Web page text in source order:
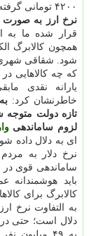
۴۲۰۰ تومانی گرفته است تا جلوی رانت ارزی را بگیرد.
نرخ ارز به
قرار شده ما به
همچون كالابرگ
شود. شقاقی شهری
كه چه كالاهایی
یارانه نقدی
خاطرنشان كرد:
تازه دولت متوجه شده باید
لزوم ساماندهی
ای به دلال داده
نرخ دلار به
ساماندهی قوی
باید
كالابرگ برای
به التفاوت نرخ
دلال است؛ حتی در